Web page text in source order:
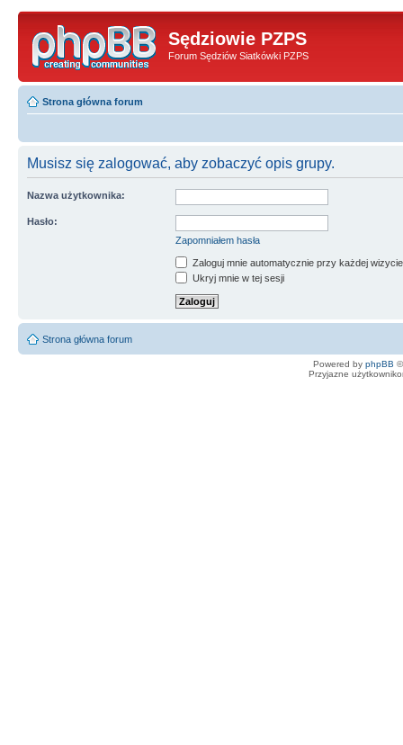
Sędziowie PZPS
Forum Sędziów Siatkówki PZPS
Strona główna forum
Musisz się zalogować, aby zobaczyć opis grupy.
Nazwa użytkownika:
Hasło:
Zapomniałem hasła
Zaloguj mnie automatycznie przy każdej wizycie
Ukryj mnie w tej sesji
Strona główna forum
Powered by phpBB
Przyjazne